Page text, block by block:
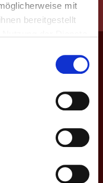
mit
bereitgestellt
Erforderliche